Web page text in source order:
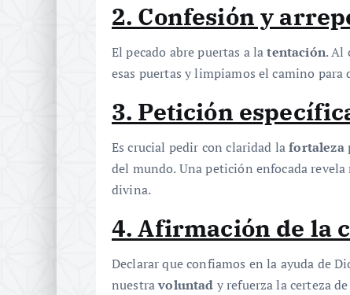
2. Confesión y
El pecado abre puertas a latentación. Al
esas puertas y limpiamos el camino
3. Petición
Es crucial pedir con claridad lafortaleza
del mundo. Una petición enfocada
divina.
4. Afirmación de la
Declarar que confiamos en la ayuda de
nuestravoluntad y refuerza la certeza